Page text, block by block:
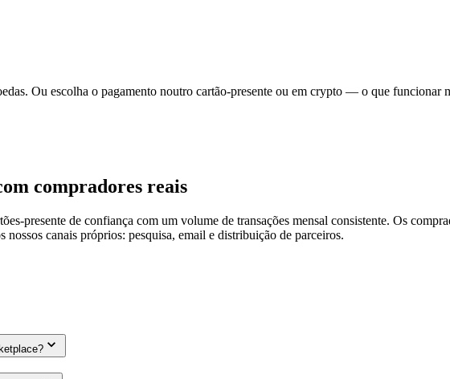
Ou escolha o pagamento noutro cartão-presente ou em crypto — o que funcionar
compradores reais
presente de confiança com um volume de transações mensal consistente. Os
canais próprios: pesquisa, email e distribuição de parceiros.